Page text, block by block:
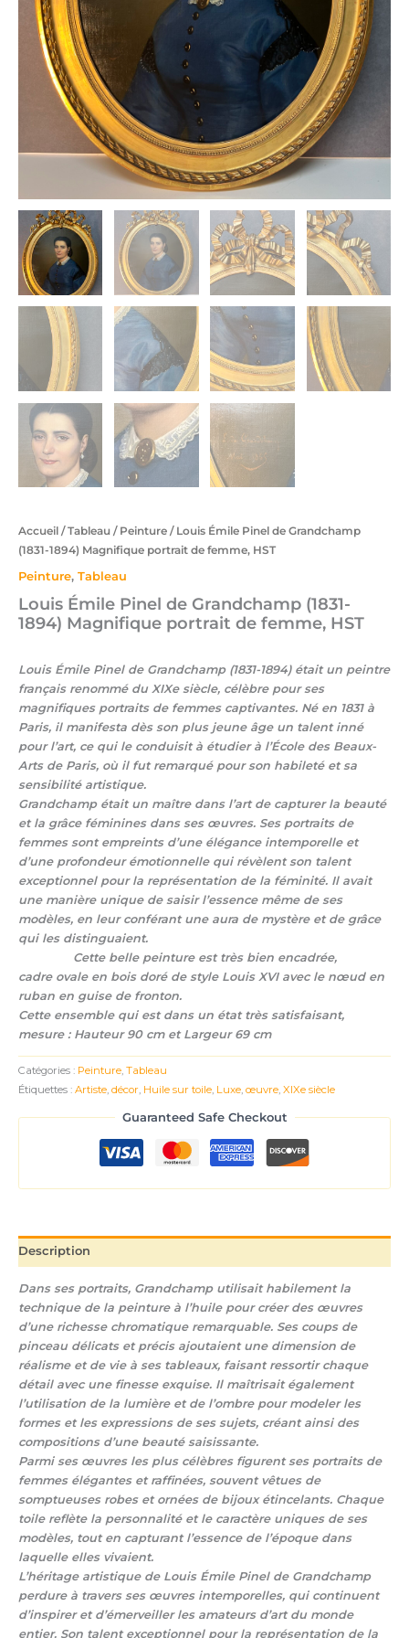
Accueil /Tableau / Peinture / Louis Émile Pinel de Grandchamp
(1831-1894) Magnifique portrait de femme, HST
Peinture, Tableau
Louis Émile Pinel de Grandchamp (1831-
1894) Magnifique portrait de femme, HST
Louis Émile Pinel de Grandchamp (1831-1894) était un peintre
français renommé du XIXe siècle, célèbre pour ses
magnifiques portraits de femmes captivantes. Né en 1831 à
Paris, il manifesta dès son plus jeune âge un talent inné
pour l’art, ce qui le conduisit à étudier à l’École des Beaux-
Arts de Paris, où il fut remarqué pour son habileté et sa
sensibilité artistique.
Grandchamp était un maître dans l’art de capturer la beauté
et la grâce féminines dans ses œuvres. Ses portraits de
femmes sont empreints d’une élégance intemporelle et
d’une profondeur émotionnelle qui révèlent son talent
exceptionnel pour la représentation de la féminité. Il avait
une manière unique de saisir l’essence même de ses
modèles, en leur conférant une aura de mystère et de grâce
qui les distinguaient.
Cette belle peinture est très bien encadrée,
cadre ovale en bois doré de style Louis XVI avec le nœud en
ruban en guise de fronton.
Cette ensemble qui est dans un état très satisfaisant,
mesure : Hauteur 90 cm et Largeur 69 cm
Catégories : Peinture, Tableau
Étiquettes : Artiste, décor, Huile sur toile, Luxe, œuvre, XIXe siècle
Guaranteed Safe Checkout
Description
Dans ses portraits, Grandchamp utilisait habilement la
technique de la peinture à l’huile pour créer des œuvres
d’une richesse chromatique remarquable. Ses coups de
pinceau délicats et précis ajoutaient une dimension de
réalisme et de vie à ses tableaux, faisant ressortir chaque
détail avec une finesse exquise. Il maîtrisait également
l’utilisation de la lumière et de l’ombre pour modeler les
formes et les expressions de ses sujets, créant ainsi des
compositions d’une beauté saisissante.
Parmi ses œuvres les plus célèbres figurent ses portraits de
femmes élégantes et raffinées, souvent vêtues de
somptueuses robes et ornées de bijoux étincelants. Chaque
toile reflète la personnalité et le caractère uniques de ses
modèles, tout en capturant l’essence de l’époque dans
laquelle elles vivaient.
L’héritage artistique de Louis Émile Pinel de Grandchamp
perdure à travers ses œuvres intemporelles, qui continuent
d’inspirer et d’émerveiller les amateurs d’art du monde
entier. Son talent exceptionnel pour la représentation de la